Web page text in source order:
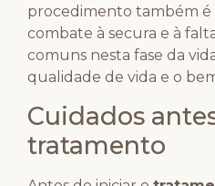
procedimento também é
combate à secura e à
comuns nesta fase da
qualidade de vida e o
Cuidados
tratamento